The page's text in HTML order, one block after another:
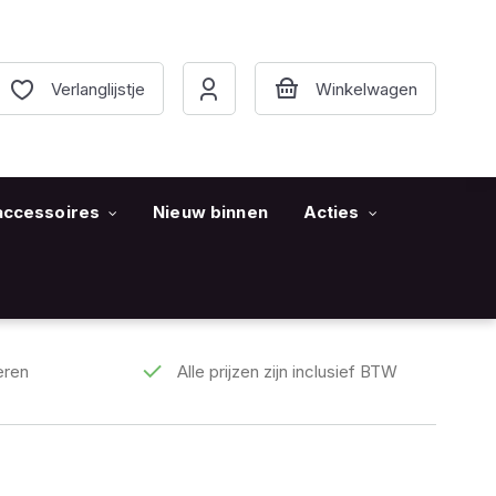
Verlanglijstje
Nieuw binnen Acties
Alle prijzen zijn inclusief BTW